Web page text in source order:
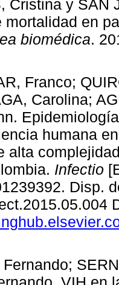
Cristina y SAN
mortalidad en
biomédica.
Franco;
Carolina;
humana
alta
Infectio
Disp.